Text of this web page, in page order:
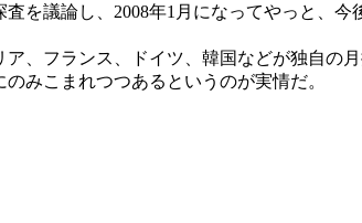
を議論し、2008年1月になってやっと、今
、フランス、ドイツ、韓国などが独自の
みこまれつつあるというのが実情だ。